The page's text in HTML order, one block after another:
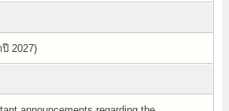
ปี 2027)